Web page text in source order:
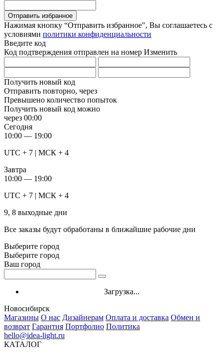
Отправить избранное
Нажимая кнопку “Отправить избранное", Вы соглашаетесь c
условиями политики конфиденциальности
Введите код
Код подтверждения отправлен на номер Изменить
Получить новый код
Отправить повторно, через
Превышено количество попыток
Получить новый код можно
через 00:00
Сегодня
10:00 — 19:00
UTC + 7 | МСК + 4
Завтра
10:00 — 19:00
UTC + 7 | МСК + 4
9, 8 выходные дни
Все заказы будут обработаны в ближайшие рабочие дни
Выберите город
Выберите город
Ваш город
Загрузка...
Новосибирск
Магазины О нас Дизайнерам Оплата и доставка Обмен и
возврат Гарантия Портфолио Политика
hello@idea-light.ru
КАТАЛОГ